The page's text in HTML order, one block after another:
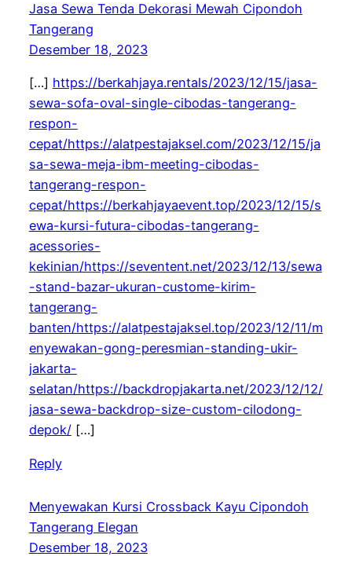
Jasa Sewa Tenda Dekorasi Mewah Cipondoh
Tangerang
Desember 18, 2023
[…] https://berkahjaya.rentals/2023/12/15/jasa-
sewa-sofa-oval-single-cibodas-tangerang-
respon-
cepat/https://alatpestajaksel.com/2023/12/15/ja
sa-sewa-meja-ibm-meeting-cibodas-
tangerang-respon-
cepat/https://berkahjayaevent.top/2023/12/15/s
ewa-kursi-futura-cibodas-tangerang-
acessories-
kekinian/https://seventent.net/2023/12/13/sewa
-stand-bazar-ukuran-custome-kirim-
tangerang-
banten/https://alatpestajaksel.top/2023/12/11/m
enyewakan-gong-peresmian-standing-ukir-
jakarta-
selatan/https://backdropjakarta.net/2023/12/12/
jasa-sewa-backdrop-size-custom-cilodong-
depok/[…]
Reply
Menyewakan Kursi Crossback Kayu Cipondoh
Tangerang Elegan
Desember 18, 2023